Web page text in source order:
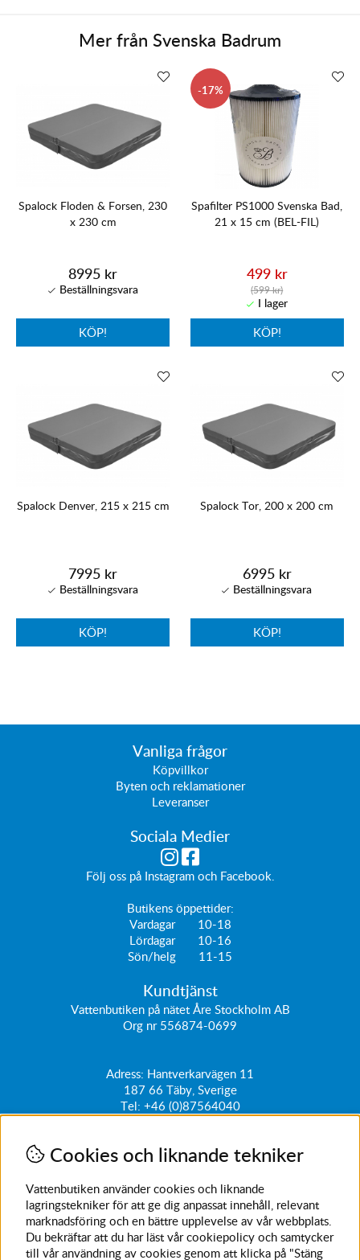
Mer från Svenska Badrum
Spalock Floden & Forsen, 230
x 230 cm
8995 kr
KÖP!
17
Spafilter PS1000 Svenska Bad,
21 x 15 cm (BEL-FIL)
499 kr
(599 kr)
KÖP!
Spalock Denver, 215 x 215 cm
7995 kr
KÖP!
Spalock Tor, 200 x 200 cm
6995 kr
KÖP!
Vanliga frågor
Köpvillkor
Byten och reklamationer
Leveranser
Sociala Medier
Följ oss på Instagramoch Facebook
Butikens öppettider:
Vardagar 10-18
Lördagar 10-16
Sön/helg 11-15
Kundtjänst
Vattenbutiken på nätet Åre Stockholm AB
Org nr 556874-0699
Adress: Hantverkarvägen 11
187 66 Täby, Sverige
Tel: +46 (0)87564040
kundtjanst@vattenbutiken.se
Få vårt nyhetsbrev
Ange din e-post nedan för att ta del av nyheter och
erbjudanden
SKICKA
Cookies och liknande tekniker
Vattenbutiken använder cookies och liknande
lagringstekniker för att ge dig anpassat innehåll, relevant
marknadsföring och en bättre upplevelse av vår webbplats.
Du bekräftar att du har läst vår cookiepolicy och samtycker
till vår användning av cookies genom att klicka på "Stäng